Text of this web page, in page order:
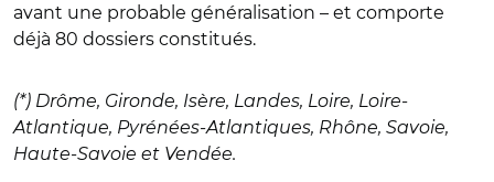
avant une probable généralisation – et comporte
déjà 80 dossiers constitués.
(*) Drôme, Gironde, Isère, Landes, Loire, Loire-
Atlantique, Pyrénées-Atlantiques, Rhône, Savoie,
Haute-Savoie et Vendée.